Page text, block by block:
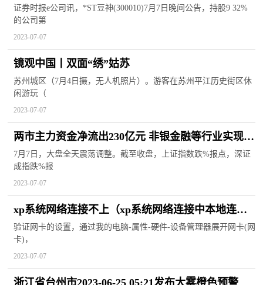
股份
证券时报e公司讯，*ST豆神(300010)7月7日晚间公告，持股9 32%
的公司第
2023-07-07
镜观中国丨双面“绣”姑苏
苏州城区（7月4日摄，无人机照片）。游客在苏州平江历史街区休
闲游玩（
2023-07-07
两市主力资金净流出230亿元 非银金融等行业实现净
流入
7月7日，大盘全天震荡调整。截至收盘，上证指数跌%报点，深证
成指跌%报
2023-07-07
xp系统网络连接不上（xp系统网络连接中本地连接
选项消失该如何解决）
验证网卡的设置，通过我的电脑-属性-硬件-设备管理器展开网卡(网
卡)，
2023-07-07